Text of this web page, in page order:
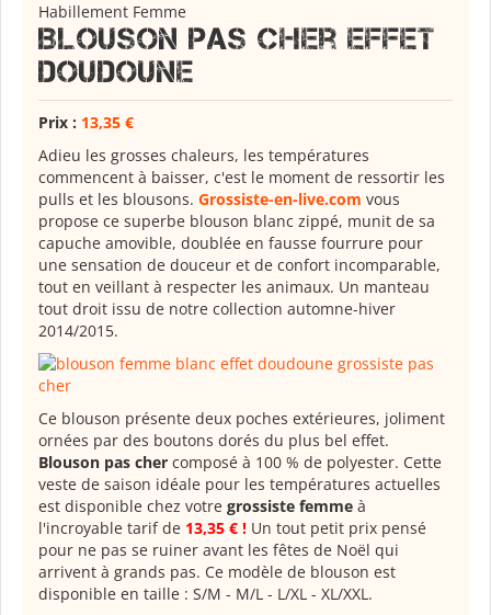
Habillement Femme
Blouson pas cher effet
doudoune
Prix : 13,35 €
Adieu les grosses chaleurs, les températures
commencent à baisser, c'est le moment de ressortir les
pulls et les blousons. Grossiste-en-live.com vous
propose ce superbe blouson blanc zippé, munit de sa
capuche amovible, doublée en fausse fourrure pour
une sensation de douceur et de confort incomparable,
tout en veillant à respecter les animaux. Un manteau
tout droit issu de notre collection automne-hiver
2014/2015.
Ce blouson présente deux poches extérieures, joliment
ornées par des boutons dorés du plus bel effet.
Blouson pas cher composé à 100 % de polyester. Cette
veste de saison idéale pour les températures actuelles
est disponible chez votre grossiste femme à
l'incroyable tarif de 13,35 € ! Un tout petit prix pensé
pour ne pas se ruiner avant les fêtes de Noël qui
arrivent à grands pas. Ce modèle de blouson est
disponible en taille : S/M - M/L - L/XL - XL/XXL.